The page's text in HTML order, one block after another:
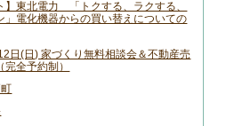
】東北電力 「トクする、ラクする、
」電化機器からの買い替えについての
日(日) 家づくり無料相談会＆不動産売
全予約制）